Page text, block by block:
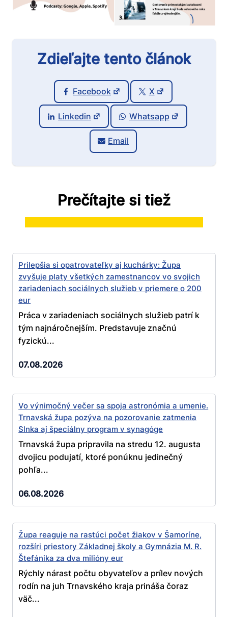
Zdieľajte tento článok
Facebook X
Linkedin Whatsapp
Email
Prečítajte si tiež
Prilepšia si opatrovateľky aj kuchárky: Župa
zvyšuje platy všetkých zamestnancov vo svojich
zariadeniach sociálnych služieb v priemere o 200
eur
Práca v zariadeniach sociálnych služieb patrí k
tým najnáročnejším. Predstavuje značnú
fyzickú...
07.08.2026
Vo výnimočný večer sa spoja astronómia a umenie.
Trnavská župa pozýva na pozorovanie zatmenia
Slnka aj špeciálny program v synagóge
Trnavská župa pripravila na stredu 12. augusta
dvojicu podujatí, ktoré ponúknu jedinečný
pohľa...
06.08.2026
Župa reaguje na rastúci počet žiakov v Šamoríne,
rozšíri priestory Základnej školy a Gymnázia M. R.
Štefánika za dva milióny eur
Rýchly nárast počtu obyvateľov a prílev nových
rodín na juh Trnavského kraja prináša čoraz
väč...